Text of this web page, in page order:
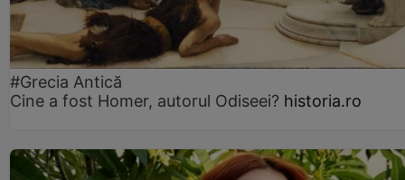
#Grecia Antică
Cine a fost Homer, autorul Odiseei? historia.ro